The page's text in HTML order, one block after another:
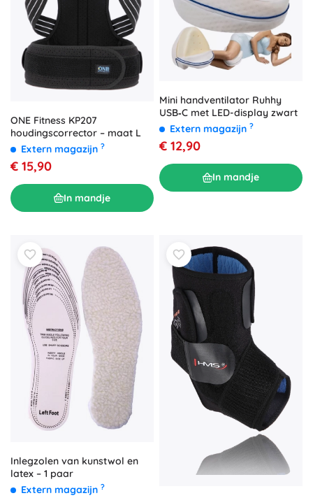
ONE Fitness KP207
houdingscorrector – maat L
Extern magazijn ?
€ 15,90
In mandje
Mini handventilator Ruhhy
USB‑C met LED-display zwart
Extern magazijn ?
€ 12,90
In mandje
Inlegzolen van kunstwol en
latex – 1 paar
Extern magazijn ?